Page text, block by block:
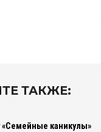
ТАКЖЕ:
«Семейные каникулы»